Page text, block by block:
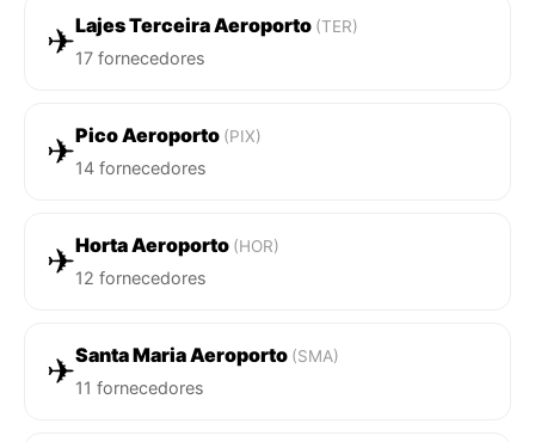
✈Lajes Terceira Aeroporto (TER)
17 fornecedores
✈Pico Aeroporto (PIX)
14 fornecedores
✈Horta Aeroporto (HOR)
12 fornecedores
✈Santa Maria Aeroporto (SMA)
11 fornecedores